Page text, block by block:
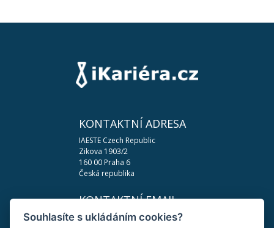
KONTAKTNÍ ADRESA
IAESTE Czech Republic
Zikova 1903/2
160 00 Praha 6
Česká republika
KONTAKTNÍ EMAIL
podpora@ikariera.cz
Souhlasíte s ukládáním cookies?